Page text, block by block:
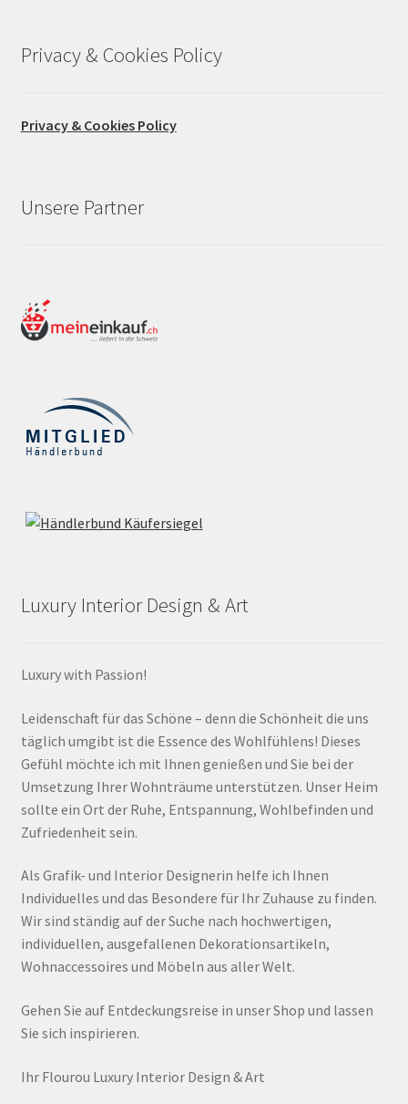
Privacy & Cookies Policy
Privacy & Cookies Policy
Unsere Partner
Luxury Interior Design & Art
Luxury with Passion!
Leidenschaft für das Schöne – denn die Schönheit die uns
täglich umgibt ist die Essence des Wohlfühlens! Dieses
Gefühl möchte ich mit Ihnen genießen und Sie bei der
Umsetzung Ihrer Wohnträume unterstützen. Unser Heim
sollte ein Ort der Ruhe, Entspannung, Wohlbefinden und
Zufriedenheit sein.
Als Grafik- und Interior Designerin helfe ich Ihnen
Individuelles und das Besondere für Ihr Zuhause zu finden.
Wir sind ständig auf der Suche nach hochwertigen,
individuellen, ausgefallenen Dekorationsartikeln,
Wohnaccessoires und Möbeln aus aller Welt.
Gehen Sie auf Entdeckungsreise in unser Shop und lassen
Sie sich inspirieren.
Ihr Flourou Luxury Interior Design & Art